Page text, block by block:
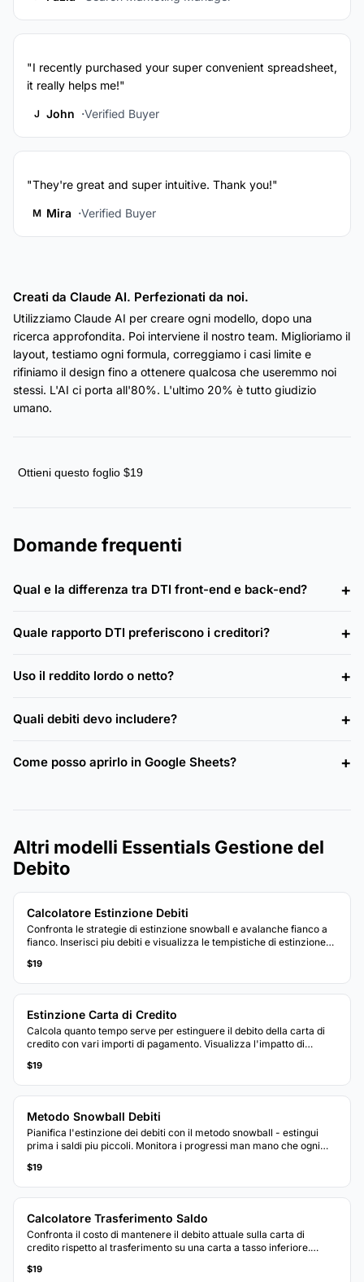
"I recently purchased your super convenient spreadsheet,
it really helps me!"
J John Verified Buyer
"They're great and super intuitive. Thank you!"
M Mira Verified Buyer
Creati da Claude AI. Perfezionati da noi.
Utilizziamo Claude AI per creare ogni modello, dopo una
ricerca approfondita. Poi interviene il nostro team. Miglioriamo il
layout, testiamo ogni formula, correggiamo i casi limite e
rifiniamo il design fino a ottenere qualcosa che useremmo noi
stessi. L'AI ci porta all'80%. L'ultimo 20% è tutto giudizio
umano.
Ottieni questo foglio $19
Domande frequenti
Qual e la differenza tra DTI front-end e back-end?
Quale rapporto DTI preferiscono i creditori?
Uso il reddito lordo o netto?
Quali debiti devo includere?
Come posso aprirlo in Google Sheets?
Altri modelli Essentials Gestione del
Debito
Calcolatore Estinzione Debiti
Confronta le strategie di estinzione snowball e avalanche fianco a
fianco. Inserisci piu debiti e visualizza le tempistiche di estinzione
$19
Estinzione Carta di Credito
Calcola quanto tempo serve per estinguere il debito della carta di
credito con vari importi di pagamento. Visualizza l'impatto di
$19
Metodo Snowball Debiti
Pianifica l'estinzione dei debiti con il metodo snowball - estingui
prima i saldi piu piccoli. Monitora i progressi man mano che ogni
$19
Calcolatore Trasferimento Saldo
Confronta il costo di mantenere il debito attuale sulla carta di
credito rispetto al trasferimento su una carta a tasso inferiore.
tempistiche di estinzione.
$19